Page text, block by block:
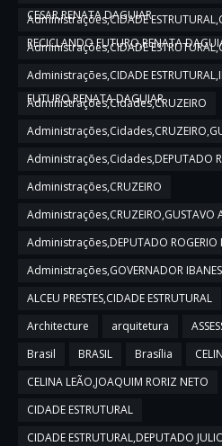
CESAR,RENATA DAGUIAR
Administrações,CIDADE
RECICLANDO FUTURO,RENATA
Administrações,CIDADE
Administrações,CIDADE
FUTURO,RENATA DAGUIAR
Administrações,Cidades,CRUZEIRO
Administrações,Cidades,DEPUTADO
Administrações,CRUZEIRO
Administrações,CRUZEIRO,GUSTAVO
Administrações,DEPUTADO ROGERIO
Administrações,GOVERNADOR IBANES
ALCEU PRESTES,CIDADE ESTRUTURAL
Architecture
arquitetura
Brasil
BRASIL Brasília
CELINA LEÃO,JOAQUIM RORIZ NETO
CIDADE ESTRUTURAL
CIDADE ESTRUTURAL,DEPUTADO